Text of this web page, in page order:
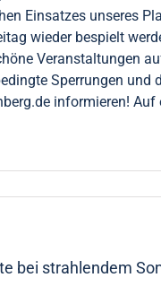
Einsatzes unseres
wieder bespielt
Veranstaltungen
Sperrungen und
informieren!
bei strahlendem